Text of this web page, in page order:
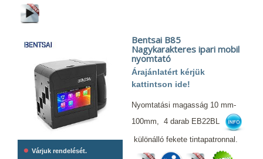
• Várjuk rendelését.
Bentsai B85
Nagykarakteres ipari mobil
nyomtató
Árajánlatért kérjük
kattintson ide!
Nyomtatási magasság 10 mm-
100mm, 4 darab EB22BL
különálló fekete tintapatronnal.